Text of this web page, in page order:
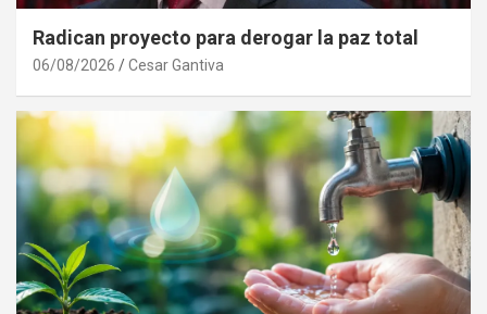
Radican proyecto para derogar la paz total
06/08/2026 Cesar Gantiva